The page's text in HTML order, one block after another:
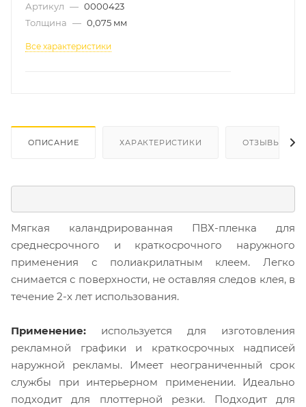
Артикул — 0000423
Толщина — 0,075 мм
Все характеристики
ОПИСАНИЕ ХАРАКТЕРИСТИКИ ОТЗЫВЫ
Мягкая каландрированная ПВХ-пленка для
среднесрочного и краткосрочного наружного
применения с полиакрилатным клеем. Легко
снимается с поверхности, не оставляя следов клея, в
течение 2-х лет использования.
Применение: используется для изготовления
рекламной графики и краткосрочных надписей
наружной рекламы. Имеет неограниченный срок
службы при интерьерном применении. Идеально
подходит для плоттерной резки. Подходит для